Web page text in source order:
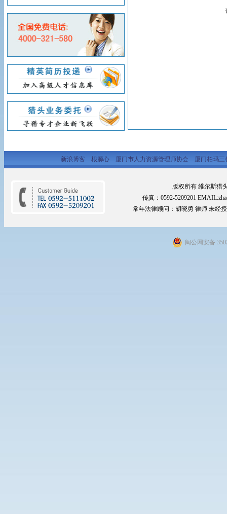
新浪博客 根源心 厦门市人力资源管理师协会 厦门柏玛
版权所有 维尔斯猎
传真：0592-5209201
常年法律顾问：胡晓勇 律师 未经
闽公网安备